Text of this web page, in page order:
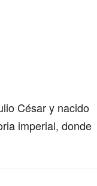
César y nacido
imperial, donde